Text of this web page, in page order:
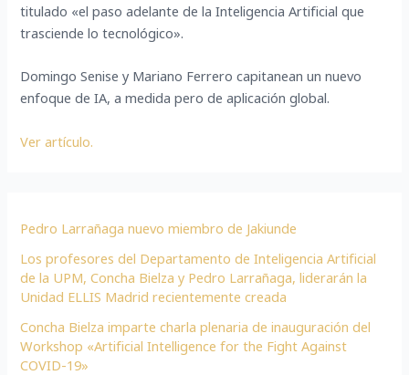
titulado «el paso adelante de la Inteligencia Artificial que
trasciende lo tecnológico».
Domingo Senise y Mariano Ferrero capitanean un nuevo
enfoque de IA, a medida pero de aplicación global.
Ver artículo.
Pedro Larrañaga nuevo miembro de Jakiunde
Los profesores del Departamento de Inteligencia Artificial
de la UPM, Concha Bielza y Pedro Larrañaga, liderarán la
Unidad ELLIS Madrid recientemente creada
Concha Bielza imparte charla plenaria de inauguración del
Workshop «Artificial Intelligence for the Fight Against
COVID-19»